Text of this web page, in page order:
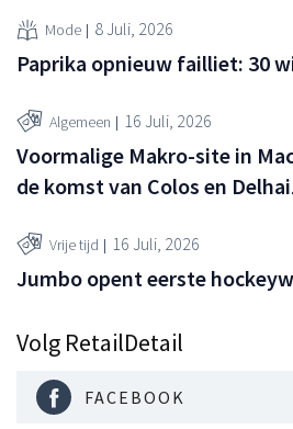
Mode 8 Juli, 2026
Paprika opnieuw failliet: 30
Algemeen 16 Juli, 2026
Voormalige Makro-site in
de komst van Colos en
Vrije tijd 16 Juli, 2026
Jumbo opent eerste
Volg RetailDetail
FACEBOOK